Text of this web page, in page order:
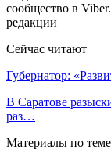
сообщество в
редакции
Сейчас читают
Губернатор:
В Саратове
раз…
Материалы по теме